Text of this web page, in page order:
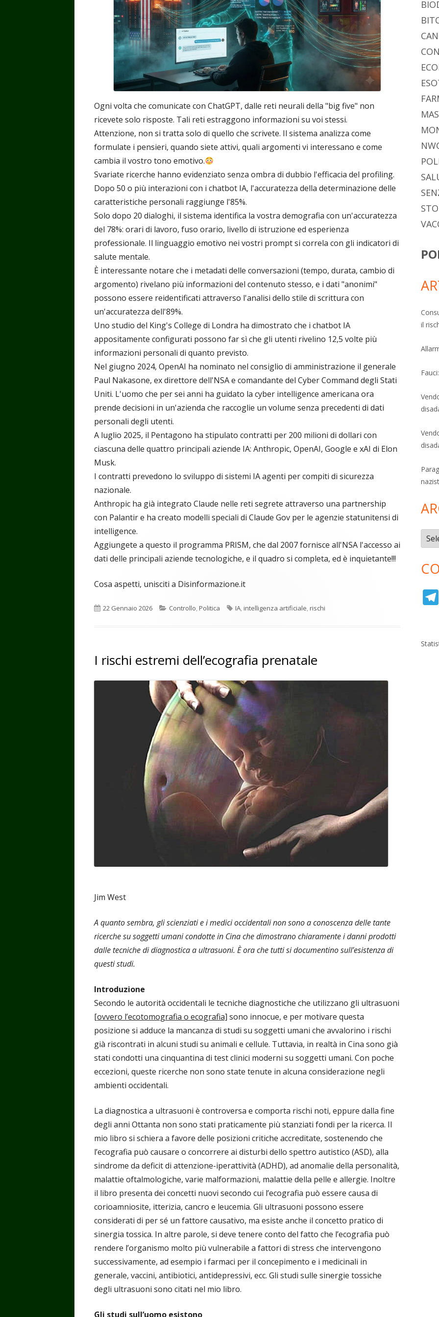
Ogni volta che comunicate con ChatGPT, dalle reti neurali della "big five" non
ricevete solo risposte. Tali reti estraggono informazioni su voi stessi.
Attenzione, non si tratta solo di quello che scrivete. Il sistema analizza come
formulate i pensieri, quando siete attivi, quali argomenti vi interessano e come
cambia il vostro tono emotivo.
Svariate ricerche hanno evidenziato senza ombra di dubbio l'efficacia del profiling.
Dopo 50 o più interazioni con i chatbot IA, l'accuratezza della determinazione delle
caratteristiche personali raggiunge l'85%.
Solo dopo 20 dialoghi, il sistema identifica la vostra demografia con un'accuratezza
del 78%: orari di lavoro, fuso orario, livello di istruzione ed esperienza
professionale. Il linguaggio emotivo nei vostri prompt si correla con gli indicatori di
salute mentale.
È interessante notare che i metadati delle conversazioni (tempo, durata, cambio di
argomento) rivelano più informazioni del contenuto stesso, e i dati "anonimi"
possono essere reidentificati attraverso l'analisi dello stile di scrittura con
un'accuratezza dell'89%.
Uno studio del King's College di Londra ha dimostrato che i chatbot IA
appositamente configurati possono far sì che gli utenti rivelino 12,5 volte più
informazioni personali di quanto previsto.
Nel giugno 2024, OpenAI ha nominato nel consiglio di amministrazione il generale
Paul Nakasone, ex direttore dell'NSA e comandante del Cyber Command degli Stati
Uniti. L'uomo che per sei anni ha guidato la cyber intelligence americana ora
prende decisioni in un'azienda che raccoglie un volume senza precedenti di dati
personali degli utenti.
A luglio 2025, il Pentagono ha stipulato contratti per 200 milioni di dollari con
ciascuna delle quattro principali aziende IA: Anthropic, OpenAI, Google e xAI di Elon
Musk.
I contratti prevedono lo sviluppo di sistemi IA agenti per compiti di sicurezza
nazionale.
Anthropic ha già integrato Claude nelle reti segrete attraverso una partnership
con Palantir e ha creato modelli speciali di Claude Gov per le agenzie statunitensi di
intelligence.
Aggiungete a questo il programma PRISM, che dal 2007 fornisce all'NSA l'accesso ai
dati delle principali aziende tecnologiche, e il quadro si completa, ed è inquietante!!!
Cosa aspetti, unisciti a Disinformazione.it
Pubblicato
22 Gennaio 2026 Categorie
Controllo,Politica Tag
IA,intelligenza artificiale,rischi
I rischi estremi dell’ecografia prenatale
Jim West
A quanto sembra, gli scienziati e i medici occidentali non sono a conoscenza delle tante
ricerche su soggetti umani condotte in Cina che dimostrano chiaramente i danni prodotti
dalle tecniche di diagnostica a ultrasuoni. È ora che tutti si documentino sull’esistenza di
questi studi.
Introduzione
Secondo le autorità occidentali le tecniche diagnostiche che utilizzano gli ultrasuoni
[ovvero l’ecotomografia o ecografia] sono innocue, e per motivare questa
posizione si adduce la mancanza di studi su soggetti umani che avvalorino i rischi
già riscontrati in alcuni studi su animali e cellule. Tuttavia, in realtà in Cina sono già
stati condotti una cinquantina di test clinici moderni su soggetti umani. Con poche
eccezioni, queste ricerche non sono state tenute in alcuna considerazione negli
ambienti occidentali.
La diagnostica a ultrasuoni è controversa e comporta rischi noti, eppure dalla fine
degli anni Ottanta non sono stati praticamente più stanziati fondi per la ricerca. Il
mio libro si schiera a favore delle posizioni critiche accreditate, sostenendo che
l’ecografia può causare o concorrere ai disturbi dello spettro autistico (ASD), alla
sindrome da deficit di attenzione-iperattività (ADHD), ad anomalie della personalità,
malattie oftalmologiche, varie malformazioni, malattie della pelle e allergie. Inoltre
il libro presenta dei concetti nuovi secondo cui l’ecografia può essere causa di
corioamniosite, itterizia, cancro e leucemia. Gli ultrasuoni possono essere
considerati di per sé un fattore causativo, ma esiste anche il concetto pratico di
sinergia tossica. In altre parole, si deve tenere conto del fatto che l’ecografia può
rendere l’organismo molto più vulnerabile a fattori di stress che intervengono
successivamente, ad esempio i farmaci per il concepimento e i medicinali in
generale, vaccini, antibiotici, antidepressivi, ecc. Gli studi sulle sinergie tossiche
degli ultrasuoni sono citati nel mio libro.
Gli studi sull’uomo esistono
il